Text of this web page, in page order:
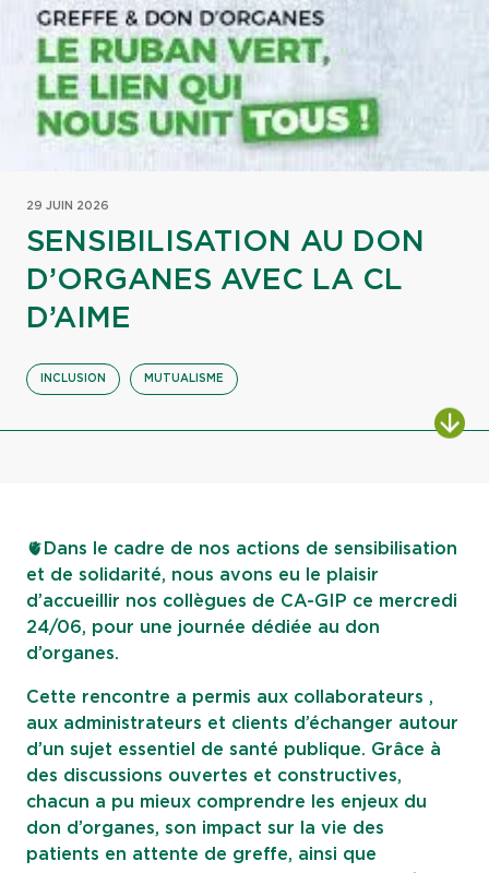
29 JUIN 2026
SENSIBILISATION AU DON
D’ORGANES AVEC LA CL
D’AIME
INCLUSION MUTUALISME
🫀Dans le cadre de nos actions de sensibilisation
et de solidarité, nous avons eu le plaisir
d’accueillir nos collègues de CA-GIP ce mercredi
24/06, pour une journée dédiée au don
d’organes.
Cette rencontre a permis aux collaborateurs ,
aux administrateurs et clients d’échanger autour
d’un sujet essentiel de santé publique. Grâce à
des discussions ouvertes et constructives,
chacun a pu mieux comprendre les enjeux du
don d’organes, son impact sur la vie des
patients en attente de greffe, ainsi que